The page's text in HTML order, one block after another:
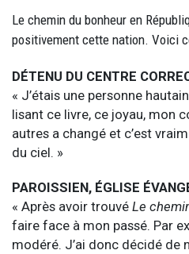
Le chemin du bonheur en
positivement cette nation. Voici
DÉTENU DU CENTRE
« J’étais une personne
lisant ce livre, ce joyau, mon
autres a changé et c’est
du ciel. »
PAROISSIEN, ÉGLISE
« Après avoir trouvé Le
faire face à mon passé. Par
modéré. J’ai donc décidé de